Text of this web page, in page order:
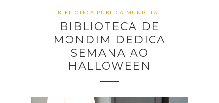
BIBLIOTECA PÚBLICA MUNICIPAL
BIBLIOTECA DE
MONDIM DEDICA
SEMANA AO
HALLOWEEN